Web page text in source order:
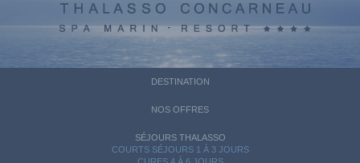
DESTINATION
NOS OFFRES
SÉJOURS THALASSO
COURTS SÉJOURS 1 À 3 JOURS